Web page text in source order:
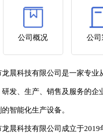
公司概况 公司
晨科技有限公司 是一家专业
发、生产、销售及服务的企
智能化生产设备。
晨科技有限公司 成立于2019